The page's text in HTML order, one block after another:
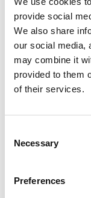
provide social
We also share
our social media,
may combine it
provided to them
of their services.
Selection
Necessary
Preferences
Cykla säkert.
Vissa vägar
underlaget
Visa respekt
cyklister.
vägarna.
Markering:
som är bekväm